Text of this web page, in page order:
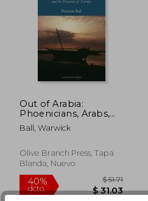
45%
dcto. $ 36.25
Out of Arabia:
Phoenicians, Arabs,
and the Discovery of
Europe (en Inglés)
Ball, Warwick
Olive Branch Press, Tapa
Blanda, Nuevo